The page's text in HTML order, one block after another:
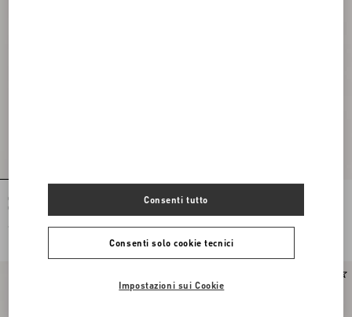
Orecchini Flutterby in Metallo e
Cristalli Swarovski®
Orecchini Flutterby in Metallo e
€ 490,00
Consenti solo cookie tecnici
Consenti tutto
Impostazioni sui Cookie